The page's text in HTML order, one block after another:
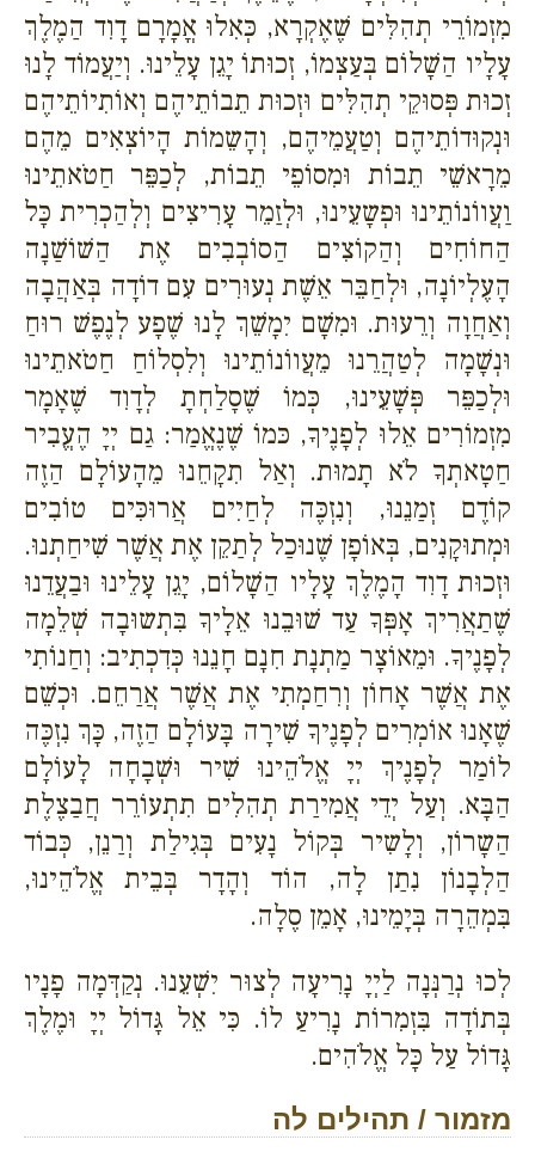
מִזְמוֹרֵי תְהִלִּים שֶׁאֶקְרָא, כְּאִלוּ אֳמָרָם דָוִד הַמֶלֶךְ
עָלָיו הַשָׁלוֹם בְּעַצְמוֹ, זְכוּתוֹ יָגֵן עָלֵינוּ. וְיַעֲמוֹד לָנוּ
זְכוּת פְּסוּקֵי תְהִלִּים וּזְכוּת תֵבוֹתֵיהֶם וְאוֹתִיוֹתֵיהֶם
וּנְקוּדוֹתֵיהֶם וְטַעֲמֵיהֶם, וְהָשֵמוֹת הָיוֹצְאִים מֵהֶם
מֵרָאשֵׁי תֵבוֹת וּמִסוֹפֵי תֵבוֹת, לְכַפֵּר חַטֹאתֵינוּ
וַעֲווֹנוֹתֵינוּ וּפְשָעֵינוּ, וּלְזַמֵר עָרִיצִים וְלְהַכְרִית כָּל
הַחוֹחִים וְהַקוֹצִים הַסוֹבְבִים אֶת הַשׁוֹשַׁנָה
הָעֶלְיוֹנָה, וּלְחַבֵּר אֵשֶׁת נְעוּרִים עִם דוֹדָה בְּאַהֲבָה
וְאַחֲוָה וְרֵעוּת. וּמִשָׁם יִמָשֵׁךְ לָנוּ שֶׁפָע לְנֶפֶשׁ רוּחַ
וּנְשָׁמָה לְטַהֲרֵנוּ מֵעֲווֹנוֹתֵינוּ וְלִסְלוֹחַ חַטֹאתֵינוּ
וּלְכַפֵּר פְּשָׁעֵינוּ, כְּמוֹ שֶׁסָלַחְתָ לְדָוִד שֶׁאָמָר
מִזְמוֹרִים אֵלוּ לְפָנֶיךָ, כּמוֹ שֶׁנֶאֱמַר: גַם יְיָ הֶעֱבִיר
חַטָאתְךָ לֹא תָמוּת. וְאַל תִקָחֵנוּ מֵהָעוֹלָם הַזֶה
קוֹדֶם זְמַנֵנוּ, וְנִזְכֶּה לְחַיִים אֲרוּכִּים טוֹבִים
וּמְתוּקָנִים, בְּאוֹפָן שֶׁנוּכַל לְתַקֵן אֶת אֲשֶׁר שִׁיחַתְנוּ.
וּזְכוּת דָוִד הָמֶלֶךְ עָלָיו הַשָׁלוֹם, יָגֵן עָלֵינוּ וּבַעֲדֵנוּ
שֶׁתַאֲרִיךְ אָפְּךָ עַד שׁוּבֵנוּ אֵלָיךָ בִּתְשוּבָה שְׁלֵמָה
לְפָנֶיךָ. וּמֵאוֹצָר מַתְנָת חִנָם חָנֵנוּ כְּדִכְתִיב: וְחַנוֹתִי
אֶת אֲשֶׁר אָחוֹן וְרִחַמְתִי אֶת אֲשֶׁר אֲרַחֵם. וּכְשֵׁם
שֶׁאָנוּ אוֹמְרִים לְפָנֶיךָ שִׁירָה בָּעוֹלָם הַזֶה, כָּךְ נִזְכֶּה
לוֹמַר לְפָנֶיךְ יְיָ אֱלֹהֵינוּ שִׁיר וּשְׁבָחָה לָעוֹלָם
הַבָּא. וְעַל יְדֵי אֲמִירַת תְהִלִים תִתְעוֹרֵר חֲבַצֶלֶת
הַשָרוֹן, וְלָשִיר בְּקוֹל נָעִים בְּגִילַת וְרַנֵן, כְּבוֹד
הַלְבָנוֹן נִתַן לָה, הוֹד וְהָדָר בְּבֵית אֱלֹהֵינוּ,
בִּמְהֵרָה בְּיָמֵינוּ, אָמֵן סֶלָה.
לְכוּ נְרַנְּנָה לַיְיָ נָרִיעָה לְצוּר יִשְׁעֵנוּ. נְקַדְּמָה פָנָיו
בְּתוֹדָה בִּזְמִרוֹת נָרִיעַ לוֹ. כִּי אֵל גָּדוֹל יְיָ וּמֶלֶךְ
גָּדוֹל עַל כָּל אֱלֹהִים.
מזמור / תהילים לה